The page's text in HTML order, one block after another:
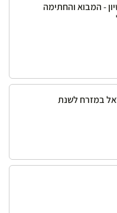
- המבוא והחתימה
במזרח לשנת